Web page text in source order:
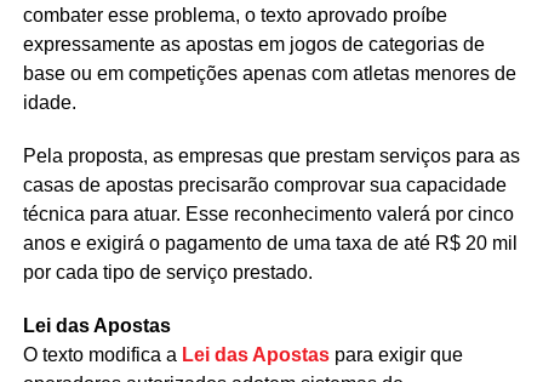
combater esse problema, o texto aprovado proíbe
expressamente as apostas em jogos de categorias de
base ou em competições apenas com atletas menores de
idade.
Pela proposta, as empresas que prestam serviços para as
casas de apostas precisarão comprovar sua capacidade
técnica para atuar. Esse reconhecimento valerá por cinco
anos e exigirá o pagamento de uma taxa de até R$ 20 mil
por cada tipo de serviço prestado.
Lei das Apostas
O texto modifica a Lei das Apostaspara exigir que